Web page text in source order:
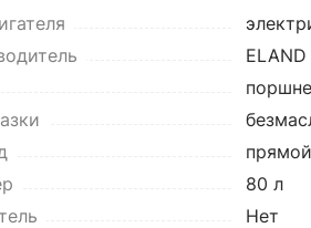
ELAND
прямой
80 л
Нет